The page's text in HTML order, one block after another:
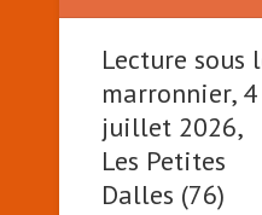
Lecture sous
marronnier, 4
juillet 2026,
Les Petites
Dalles (76)